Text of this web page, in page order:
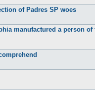
of Padres SP woes
manufactured a person